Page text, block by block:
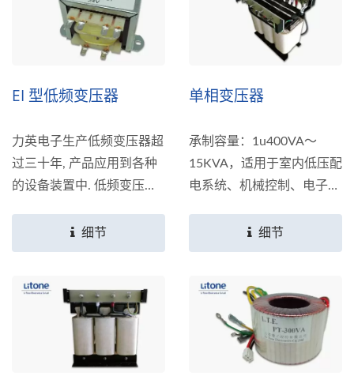
EI 型低频变压器
力英电子生产低频变压器超
过三十年, 产品应用到各种
的设备装置中. 低频变压器
细节
单相变压器
承制容量：1u400VA～
15KVA，适用于室内低压配
电系统、机械控制、电子线
业；可配合客户容量、电压
等需求客制化服务。
细节